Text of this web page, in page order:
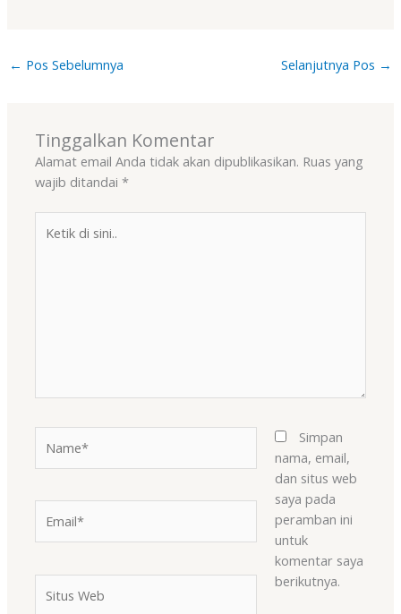
← Pos Sebelumnya Selanjutnya Pos →
Tinggalkan Komentar
Alamat email Anda tidak akan dipublikasikan. Ruas yang
wajib ditandai*
Web
Simpan
nama, email,
dan situs web
saya pada
peramban ini
untuk
komentar saya
berikutnya.